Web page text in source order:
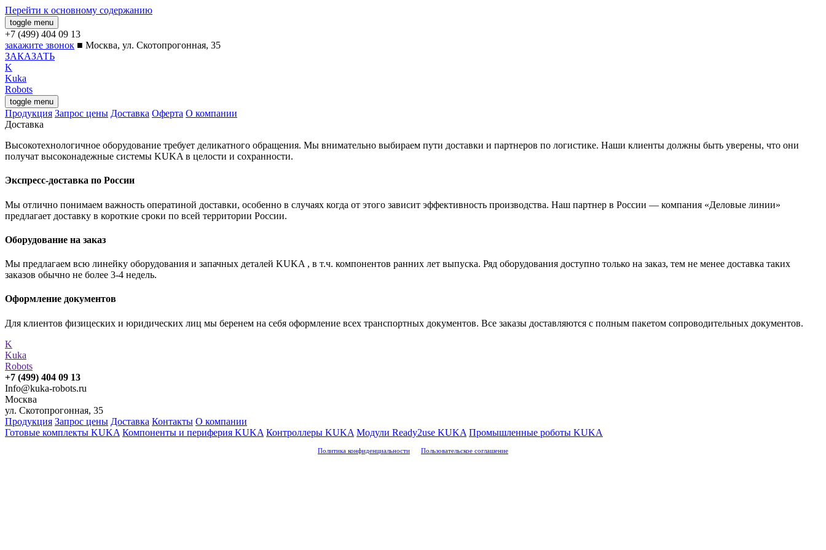
Перейти к основному содержанию
toggle menu
закажите звонок ■ Москва, ул. Скотопрогонная, 35
ЗАКАЗАТЬ
K
Kuka
Robots
toggle menu
Продукция Запрос цены Доставка Оферта О компании
Доставка
Высокотехнологичное оборудование требует деликатного обращения. Мы внимательно выбираем пути доставки и партнеров по логистике. Наши клиенты должны быть уверены, что они
получат высоконадежные системы KUKA в целости и сохранности.
Экспресс-доставка по России
Мы отлично понимаем важность оператиной доставки, особенно в случаях когда от этого зависит эффективность производства. Наш партнер в России — компания «Деловые линии»
предлагает доставку в короткие сроки по всей территории России.
Оборудование на заказ
Мы предлагаем всю линейку оборудования и запачных деталей KUKA , в т.ч. компонентов ранних лет выпуска. Ряд оборудования доступно только на заказ, тем не менее доставка таких
заказов обычно не более 3-4 недель.
Оформление документов
Для клиентов физицеских и юридических лиц мы беренем на себя оформление всех транспортных документов. Все заказы доставляются с полным пакетом сопроводительных документов.
K
Kuka
Robots
Info@kuka-robots.ru
Москва
ул. Скотопрогонная, 35
Продукция Запрос цены Доставка Контакты О компании
Готовые комплекты KUKA Компоненты и периферия KUKA Контроллеры KUKA Модули Ready2use KUKA Промышленные роботы KUKA
Политика конфиденциальности Пользовательское соглашение